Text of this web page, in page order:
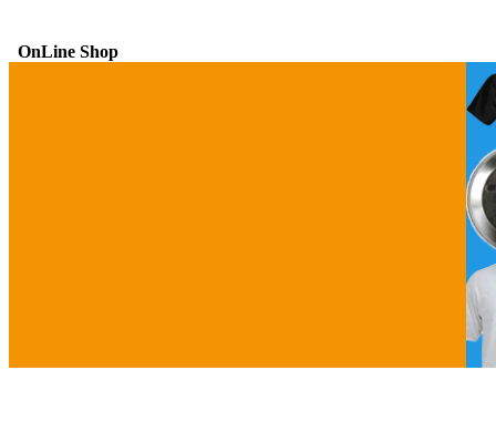
OnLine Shop